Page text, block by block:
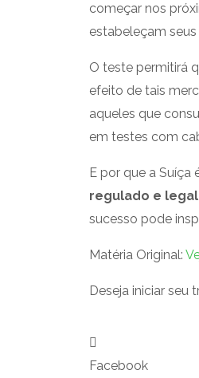
começar nos
estabeleçam
O teste permitirá
efeito de tais
aqueles que
em testes com
E por que a
regulado e
sucesso pode
Matéria Original:
Deseja iniciar
Facebook